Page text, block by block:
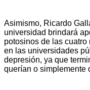
Asimismo, Ricardo
universidad brindará
potosinos de las
en las universidades
depresión, ya que
querían o simplemente